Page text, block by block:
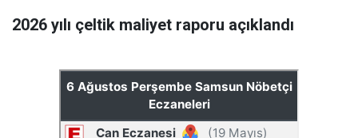
2026 yılı çeltik maliyet raporu açıklandı